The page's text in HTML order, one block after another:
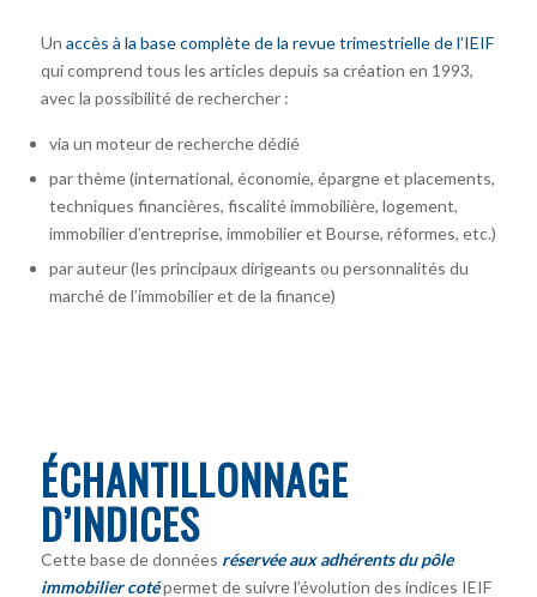
Un accès à la base complète de la revue trimestrielle de l’IEIF
qui comprend tous les articles depuis sa création en 1993,
avec la possibilité de rechercher :
via un moteur de recherche dédié
par thème (international, économie, épargne et placements,
techniques financières, fiscalité immobilière, logement,
immobilier d’entreprise, immobilier et Bourse, réformes, etc.)
par auteur (les principaux dirigeants ou personnalités du
marché de l’immobilier et de la finance)
ÉCHANTILLONNAGE
D’INDICES
Cette base de données réservée aux adhérents du pôle
immobilier coté permet de suivre l’évolution des indices IEIF